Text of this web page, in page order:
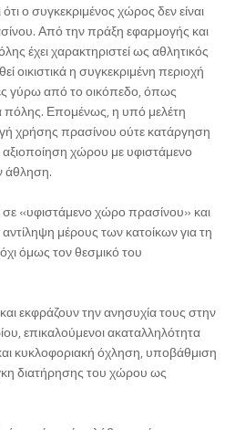
ο συγκεκριμένος χώρος δεν είναι
Από την πράξη εφαρμογής και
έχει χαρακτηριστεί ως αθλητικός
οικιστικά η συγκεκριμένη περιοχή
γύρω από το οικόπεδο, όπως
πόλης. Επομένως, η υπό μελέτη
χρήσης πρασίνου ούτε κατάργηση
χώρου με υφιστάμενο
άθληση.
«υφιστάμενο χώρο πρασίνου» και
μέρους των κατοίκων για τη
όμως τον θεσμικό του
εκφράζουν την ανησυχία τους στην
επικαλούμενοι ακαταλληλότητα
κυκλοφοριακή όχληση, υποβάθμιση
διατήρησης του χώρου ως